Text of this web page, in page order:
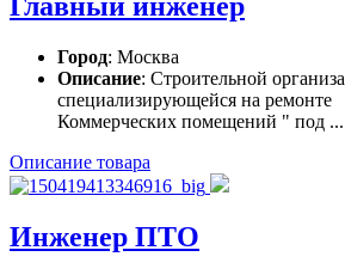
Город: Москва
Описание: Строительной
специализирующейся на ремонте
Коммерческих помещений " под ...
Описание товара
Инженер ПТО